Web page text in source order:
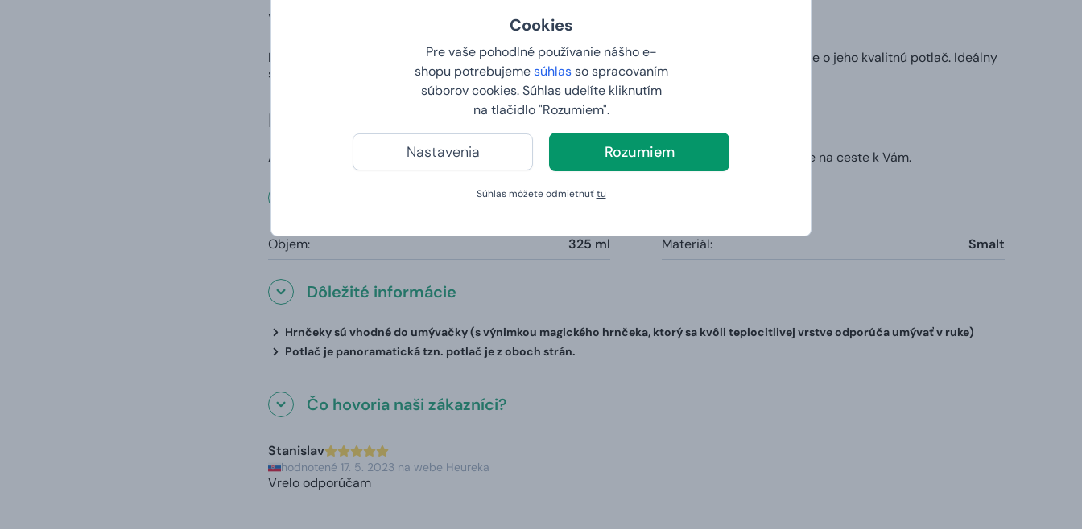
Cookies
Pre vaše pohodlné používanie nášho e-
shopu potrebujemesúhlasso spracovaním
súborov cookies. Súhlas udelíte kliknutím
na tlačidlo "Rozumiem".
Nastavenia Rozumiem
Súhlas môžete odmietnuťtu
Vlastný dizajn
Ľahko a rýchlo si v našom editore môžete vytvoriť vlastný dizajn na hrnček a my sa postaráme o jeho kvalitnú potlač. Ideálny
spôsob, ako niekomu pripraviť skutočne osobitý darček alebo vyjadriť svoj štýl.
Doručenie do 2. dňa
A to vrátane vašej vlastnej potlače. Vy nám zadáte tričko vašich snov a na druhý deň už bude na ceste k Vám.
Objem: 325 ml Materiál: Smalt
Dôležité informácie
Hrnčeky sú vhodné do umývačky (s výnimkou magického hrnčeka, ktorý sa kvôli teplocitlivej vrstve odporúča umývať v ruke)
Potlač je panoramatická tzn. potlač je z oboch strán.
Čo hovoria naši zákazníci?
Stanislav
hodnotené 17. 5. 2023 na webe Heureka
Vrelo odporúčam